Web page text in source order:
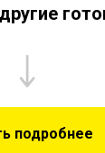
подробнее